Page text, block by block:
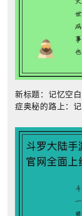
新标题：记忆空
症奥秘的路上：